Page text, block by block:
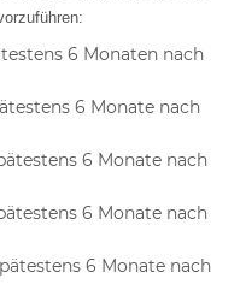
6 Monaten nach
6 Monate nach
6 Monate nach
6 Monate nach
6 Monate nach